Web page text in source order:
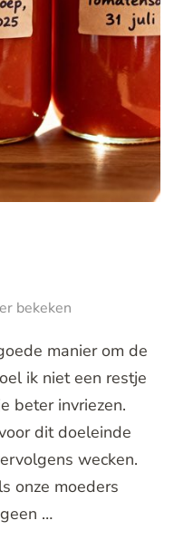
bekeken
manier om de
ik niet een restje
beter invriezen.
dit doeleinde
wecken.
onze moeders
…